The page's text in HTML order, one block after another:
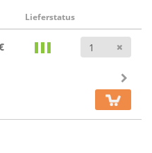
Lieferstatus